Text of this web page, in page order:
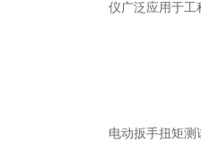
仪广泛应用于工
电动扳手扭矩测